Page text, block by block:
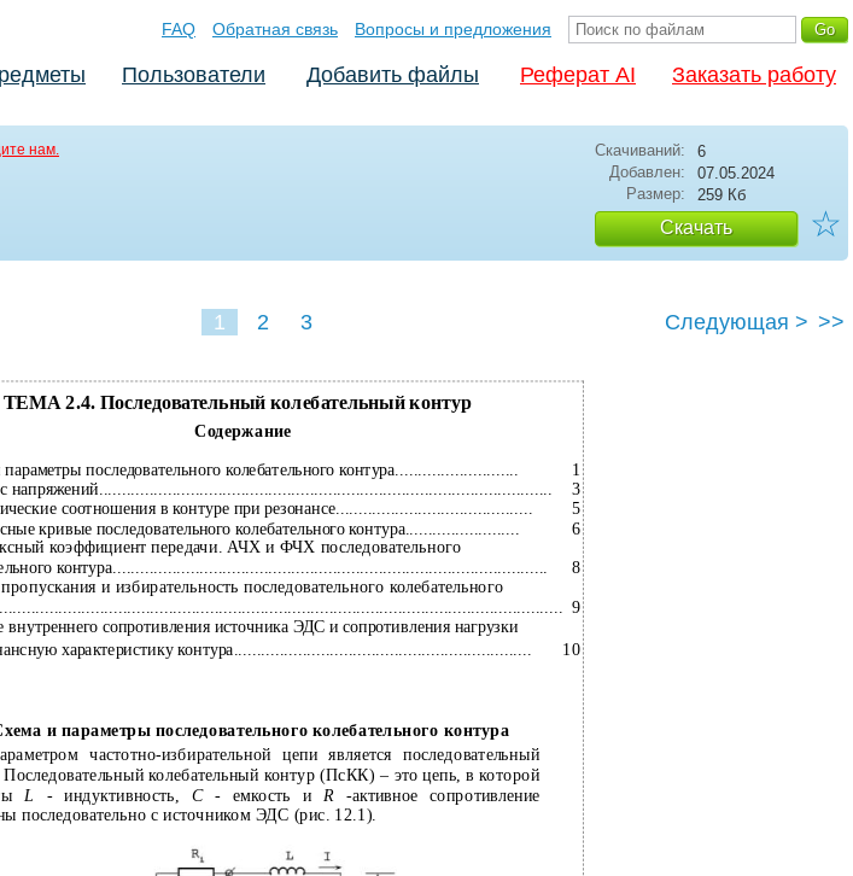
FAQ Обратная связь Вопросы и предложения
Пользователи Добавить файлы Реферат AI Заказать работу
нам. Скачиваний:
6
Добавлен:
07.05.2024
Размер:
259 Кб
Скачать ☆
1 2 3 Следующая > >>
ТЕМА 2.4. Последовательный колебательный контур
Содержание
последовательного колебательного контура........................... 1
напряжений................................................................................................... 3
соотношения в контуре при резонансе........................................... 5
кривые последовательного колебательного контура......................... 6
коэффициент передачи. АЧХ и ФЧХ последовательного
контура............................................................................................... 8
и избирательность последовательного колебательного
9
внутреннего сопротивления источника ЭДС и сопротивления нагрузки
характеристику контура.................................................................
10
и параметры последовательного колебательного контура
частотно-избирательной цепи является последовательный
Последовательный колебательный контур (ПсКК) – это цепь, в которой
L - индуктивность, C- емкость и R-активное сопротивление
последовательно с источником ЭДС (рис. 12.1).